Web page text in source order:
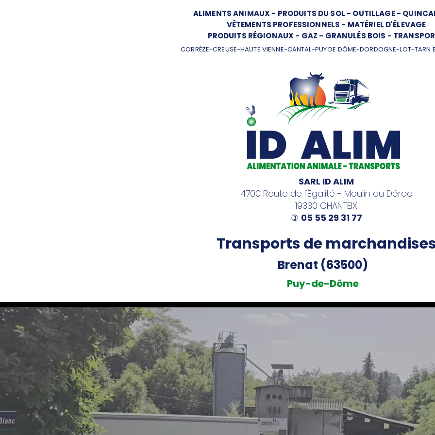
ALIMENTS ANIMAUX- PRODUITS DU SOL - OUTILLAGE-
VÊTEMENTS PROFESSIONNELS - MATÉRIEL D'ÉLEVAGE
PRODUITS RÉGIONAUX- GAZ - GRANULÉS BOIS -
CORRÈZE-CREUSE-HAUTE VIENNE-CANTAL-PUY DE DÔME-DORDOGNE-LOT-TARN
SARL ID ALIM
4700 Route de l'Égalité - Moulin du Déroc
19330 CHANTEIX
) 05 55 29 31 77
Transports de
Brenat (63500)
Puy-de-Dôme